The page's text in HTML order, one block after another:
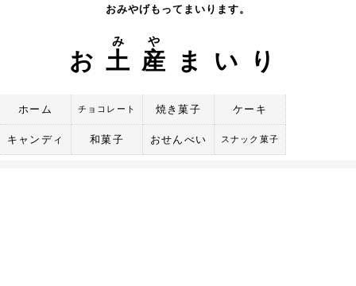
おみやげもってまいります。
お 土
み
産
や
まいり
ホーム チョコレート 焼き菓子 ケーキ
キャンディ 和菓子 おせんべい スナック菓子